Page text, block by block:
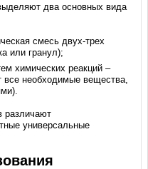
два основных вида
смесь двух-трех
или гранул);
химических реакций –
необходимые вещества,
различают
универсальные